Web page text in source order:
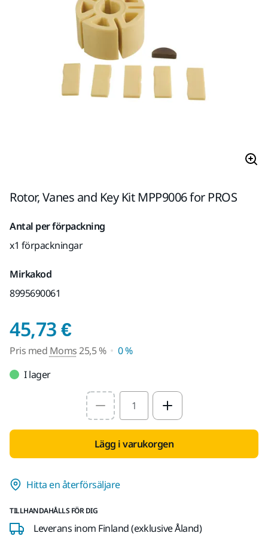
Rotor, Vanes and Key Kit MPP9006 for PROS
Antal per förpackning
x1 förpackningar
Mirkakod
8995690061
45,73 €Pris med Moms 25,5
Pris med Moms25,5 %
0 %
I lager
Select quantity value
Lägg i varukorgen
Hitta en återförsäljare
TILLHANDAHÅLLS FÖR DIG
Leverans inom Finland (exklusive Åland)